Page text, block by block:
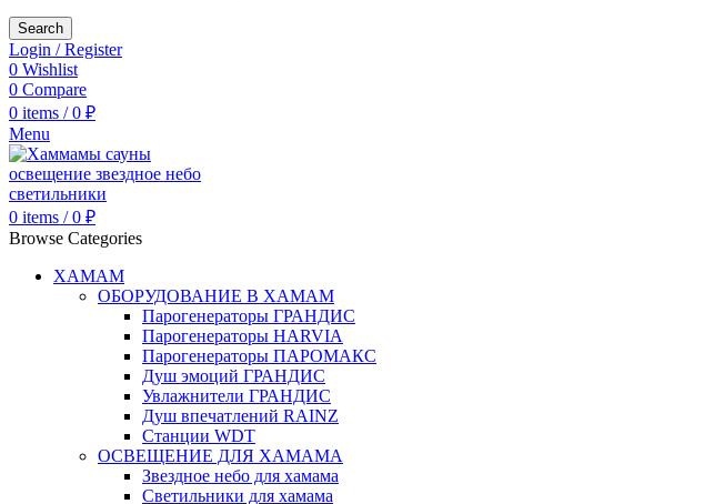
Search
Login / Register
0 Wishlist
0 Compare
0 items / 0 ₽
Menu
0 items / 0 ₽
Browse Categories
ХАМАМ
ОБОРУДОВАНИЕ В ХАМАМ
Парогенераторы ГРАНДИС
Парогенераторы HARVIA
Парогенераторы ПАРОМАКС
Душ эмоций ГРАНДИС
Увлажнители ГРАНДИС
Душ впечатлений RAINZ
Станции WDT
ОСВЕЩЕНИЕ ДЛЯ ХАМАМА
Звездное небо для хамама
Светильники для хамама